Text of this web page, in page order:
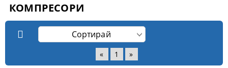
КОМПРЕСОРИ
« 1 »